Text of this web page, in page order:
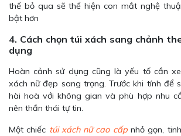
thể bỏ qua sẽ thể hiện con mắt nghệ
bật hơn
4. Cách chọn túi xách sang chảnh
dụng
Hoàn cảnh sử dụng cũng là yếu tố cần
xách nữ đẹp sang trọng. Trước khi tính để
hài hoà với không gian và phù hợp nhu
nên thần thái tự tin.
Một chiếc túi xách nữ cao cấpnhỏ gọn,